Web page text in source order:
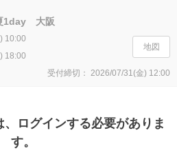
1day 大阪
10:00
18:00
受付締切： 2026/07/31(金) 12:00
地図
、ログインする必要がありま
す。